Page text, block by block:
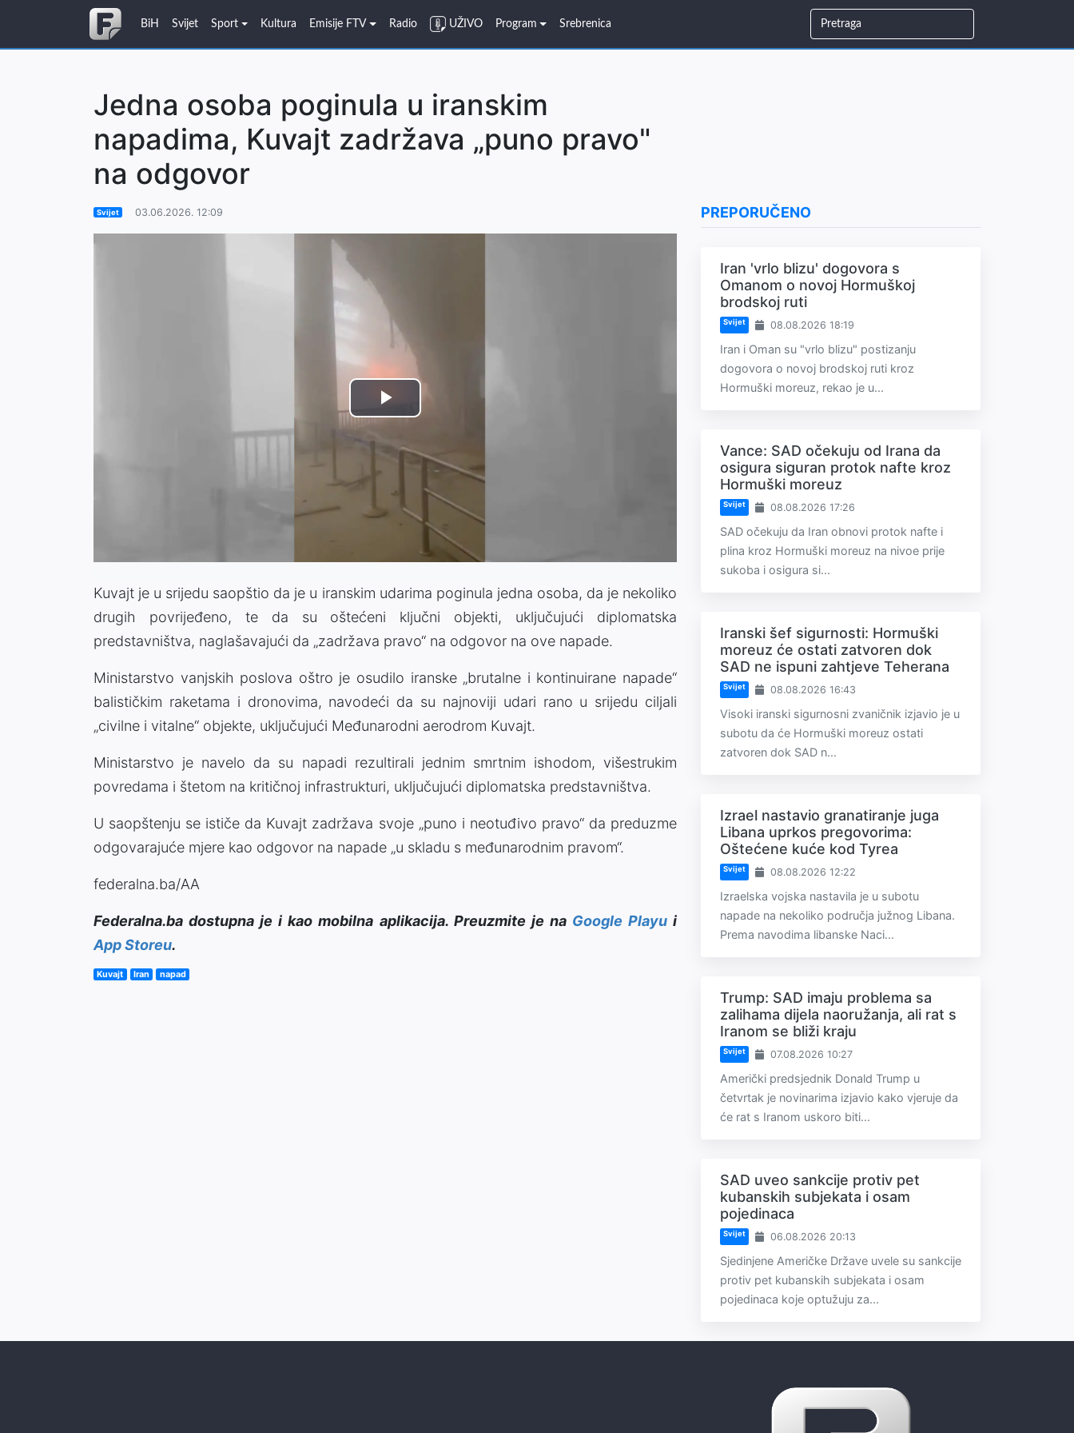
BiH Svijet Sport Kultura Emisije FTV Radio UŽIVO Program Srebrenica
Jedna osoba poginula u iranskim
napadima, Kuvajt zadržava „puno pravo"
na odgovor
Svijet 03.06.2026. 12:09
Play
Video
Kuvajt je u srijedu saopštio da je u iranskim udarima poginula jedna osoba, da je nekoliko
drugih povrijeđeno, te da su oštećeni ključni objekti, uključujući diplomatska
predstavništva, naglašavajući da „zadržava pravo“ na odgovor na ove napade.
Ministarstvo vanjskih poslova oštro je osudilo iranske „brutalne i kontinuirane napade“
balističkim raketama i dronovima, navodeći da su najnoviji udari rano u srijedu ciljali
„civilne i vitalne“ objekte, uključujući Međunarodni aerodrom Kuvajt.
Ministarstvo je navelo da su napadi rezultirali jednim smrtnim ishodom, višestrukim
povredama i štetom na kritičnoj infrastrukturi, uključujući diplomatska predstavništva.
U saopštenju se ističe da Kuvajt zadržava svoje „puno i neotuđivo pravo“ da preduzme
odgovarajuće mjere kao odgovor na napade „u skladu s međunarodnim pravom“.
federalna.ba/AA
Federalna.ba dostupna je i kao mobilna aplikacija. Preuzmite je na Google Playui
App Storeu.
Kuvajt Iran napad
PREPORUČENO
Iran 'vrlo blizu' dogovora s
Omanom o novoj Hormuškoj
brodskoj ruti
Svijet 08.08.2026 18:19
Iran i Oman su "vrlo blizu" postizanju
dogovora o novoj brodskoj ruti kroz
Hormuški moreuz, rekao je u...
Vance: SAD očekuju od Irana da
osigura siguran protok nafte kroz
Hormuški moreuz
Svijet 08.08.2026 17:26
SAD očekuju da Iran obnovi protok nafte i
plina kroz Hormuški moreuz na nivoe prije
sukoba i osigura si...
Iranski šef sigurnosti: Hormuški
moreuz će ostati zatvoren dok
SAD ne ispuni zahtjeve Teherana
Svijet 08.08.2026 16:43
Visoki iranski sigurnosni zvaničnik izjavio je u
subotu da će Hormuški moreuz ostati
zatvoren dok SAD n...
Izrael nastavio granatiranje juga
Libana uprkos pregovorima:
Oštećene kuće kod Tyrea
Svijet 08.08.2026 12:22
Izraelska vojska nastavila je u subotu
napade na nekoliko područja južnog Libana.
Prema navodima libanske Naci...
Trump: SAD imaju problema sa
zalihama dijela naoružanja, ali rat s
Iranom se bliži kraju
Svijet 07.08.2026 10:27
Američki predsjednik Donald Trump u
četvrtak je novinarima izjavio kako vjeruje da
će rat s Iranom uskoro biti...
SAD uveo sankcije protiv pet
kubanskih subjekata i osam
pojedinaca
Svijet 06.08.2026 20:13
Sjedinjene Američke Države uvele su sankcije
protiv pet kubanskih subjekata i osam
pojedinaca koje optužuju za...